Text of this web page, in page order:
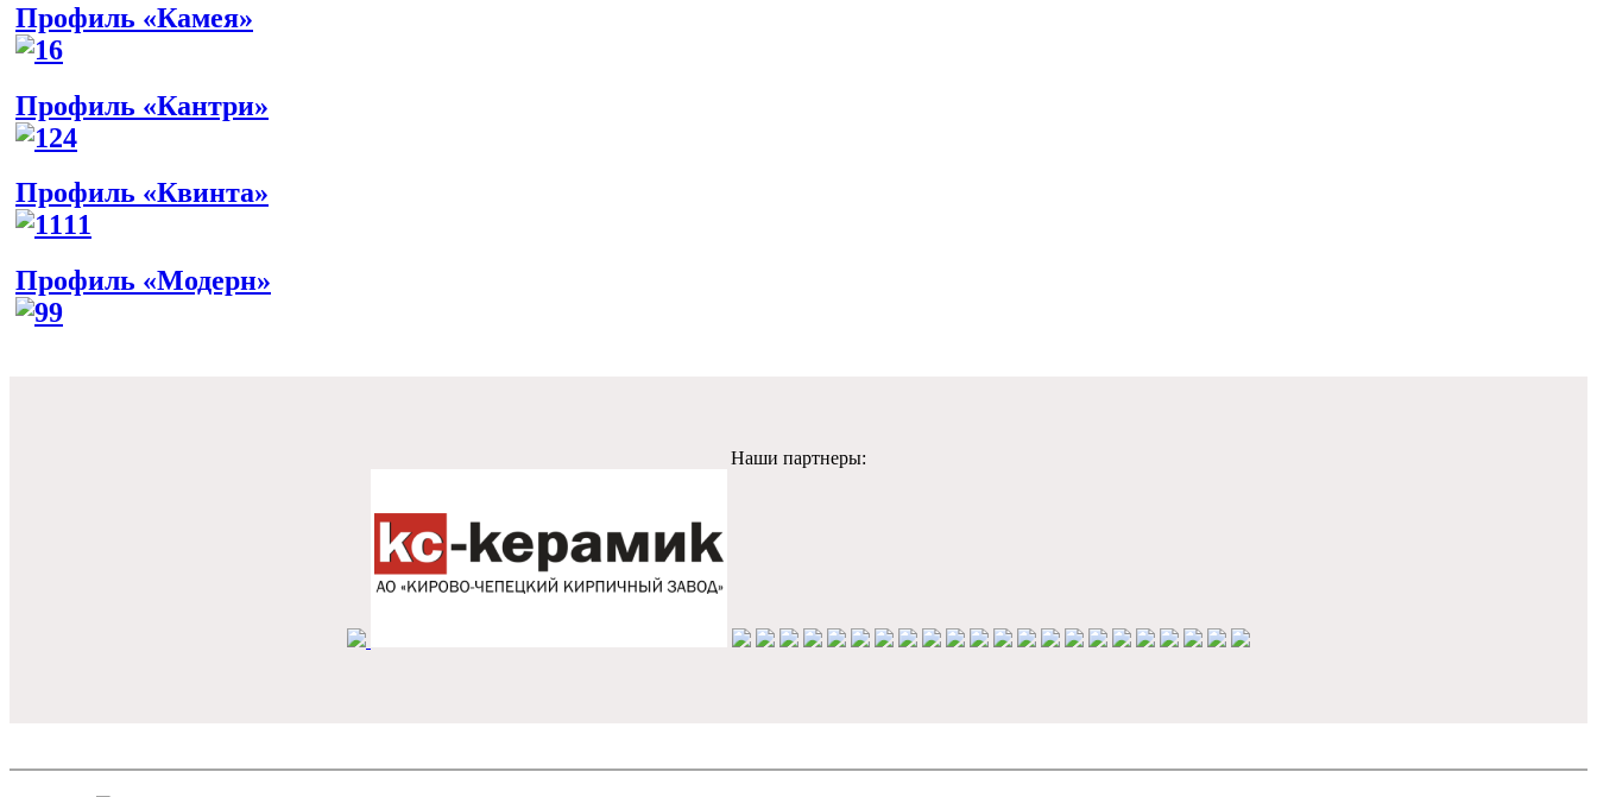
Профиль «Камея»
Профиль «Кантри»
Профиль «Квинта»
Профиль «Модерн»
Наши партнеры: